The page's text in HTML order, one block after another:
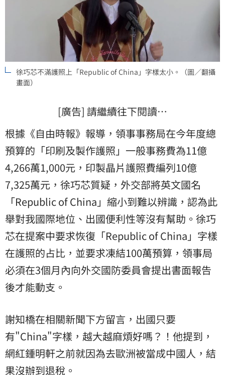
徐巧芯不滿護照上「Republic of China」字樣太小。（圖／翻攝
畫面）
[廣告] 請繼續往下閱讀…
根據《自由時報》報導，領事事務局在今年度總
預算的「印刷及製作護照」一般事務費為11億
4,266萬1,000元，印製晶片護照費編列10億
7,325萬元，徐巧芯質疑，外交部將英文國名
「Republic of China」縮小到難以辨識，認為此
舉對我國際地位、出國便利性等沒有幫助。徐巧
芯在提案中要求恢復「Republic of China」字樣
在護照的占比，並要求凍結100萬預算，領事局
必須在3個月內向外交國防委員會提出書面報告
後才能動支。
謝知橋在相關新聞下方留言，出國只要
有"China"字樣，越大越麻煩好嗎？！他提到，
網紅鍾明軒之前就因為去歐洲被當成中國人，結
果沒辦到退稅。